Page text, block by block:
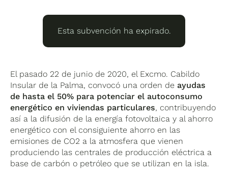
Esta subvención ha expirado.
El pasado 22 de junio de 2020, el Excmo. Cabildo
Insular de la Palma, convocó una orden de ayudas
de hasta el 50% para potenciar el autoconsumo
energético en viviendas particulares, contribuyendo
así a la difusión de la energía fotovoltaica y al ahorro
energético con el consiguiente ahorro en las
emisiones de CO2 a la atmosfera que vienen
produciendo las centrales de producción eléctrica a
base de carbón o petróleo que se utilizan en la isla.